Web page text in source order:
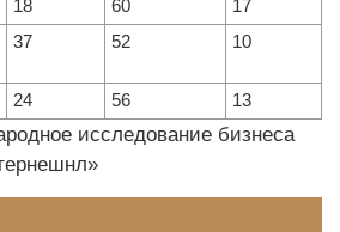
18 60
17
37 52 10
24 56 13
исследование бизнеса